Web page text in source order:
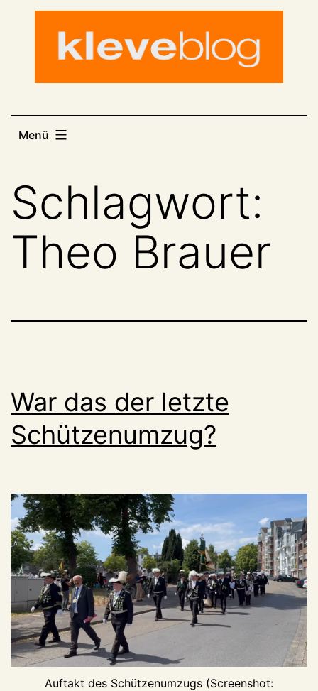
Menü
Schlagwort:
Theo Brauer
War das der letzte
Schützenumzug?
Auftakt des Schützenumzugs (Screenshot: